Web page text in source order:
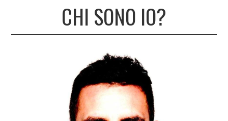
CHI SONO IO?